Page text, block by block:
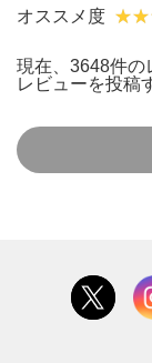
オススメ度
現在、3648件の
レビューを投稿